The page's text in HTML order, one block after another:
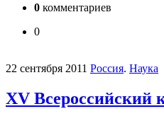
0 комментариев
0
22 сентября 2011 Россия. Наука
ХV Всероссийский